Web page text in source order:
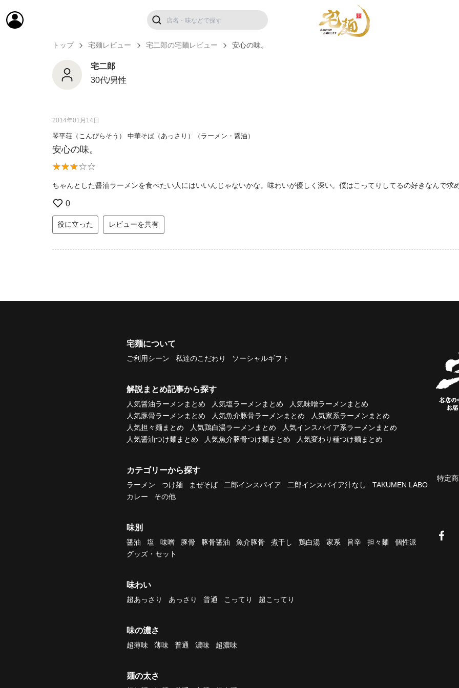
トップ 宅麺レビュー 宅二郎の宅麺レビュー 安心の味。
宅二郎
30代/男性
2014年01月14日
琴平荘（こんぴらそう） 中華そば（あっさり）（ラーメン・醤油）
安心の味。
ちゃんとした醤油ラーメンを食べたい人にはいいんじゃないかな。味わいが優しく深い。僕はこってりしてるの好きなんで求
0
役に立った レビューを共有
宅麺について
ご利用シーン 私達のこだわり ソーシャルギフト
解説まとめ記事から探す
人気醤油ラーメンまとめ 人気塩ラーメンまとめ
人気味噌ラーメンまとめ
人気豚骨ラーメンまとめ
人気魚介豚骨ラーメンまとめ
人気家系ラーメンまとめ
人気担々麺まとめ
人気鶏白湯ラーメンまとめ
人気インスパイア系ラーメンまとめ
人気醤油つけ麺まとめ
人気魚介豚骨つけ麺まとめ 人気変わり種つけ麺まとめ
カテゴリーから探す
ラーメン つけ麺 まぜそば 二郎インスパイア 二郎インスパイア汁なし
TAKUMEN LABO
カレー
その他
味別
醤油 塩 味噌 豚骨 豚骨醤油 魚介豚骨 煮干し 鶏白湯 家系 旨辛 担々麺
個性派
グッズ・セット
味わい
超あっさり あっさり 普通 こってり 超こってり
味の濃さ
超薄味 薄味 普通 濃味 超濃味
麺の太さ
特定